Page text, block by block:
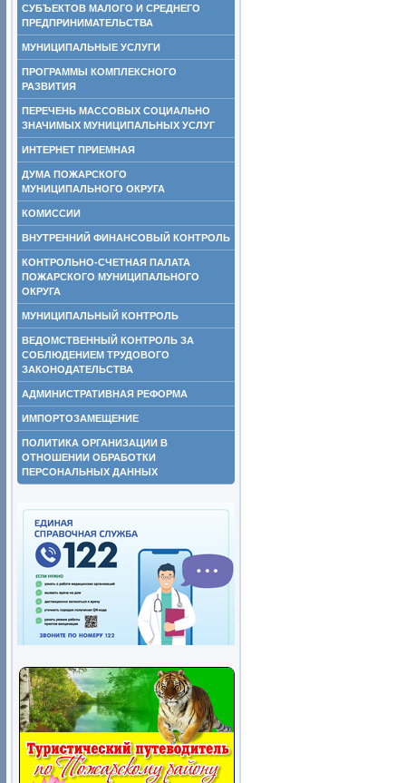
СУБЪЕКТОВ МАЛОГО И СРЕДНЕГО
ПРЕДПРИНИМАТЕЛЬСТВА
МУНИЦИПАЛЬНЫЕ УСЛУГИ
ПРОГРАММЫ КОМПЛЕКСНОГО
РАЗВИТИЯ
ПЕРЕЧЕНЬ МАССОВЫХ СОЦИАЛЬНО
ЗНАЧИМЫХ МУНИЦИПАЛЬНЫХ УСЛУГ
ИНТЕРНЕТ ПРИЕМНАЯ
ДУМА ПОЖАРСКОГО
МУНИЦИПАЛЬНОГО ОКРУГА
КОМИССИИ
ВНУТРЕННИЙ ФИНАНСОВЫЙ КОНТРОЛЬ
КОНТРОЛЬНО-СЧЕТНАЯ ПАЛАТА
ПОЖАРСКОГО МУНИЦИПАЛЬНОГО
ОКРУГА
МУНИЦИПАЛЬНЫЙ КОНТРОЛЬ
ВЕДОМСТВЕННЫЙ КОНТРОЛЬ ЗА
СОБЛЮДЕНИЕМ ТРУДОВОГО
ЗАКОНОДАТЕЛЬСТВА
АДМИНИСТРАТИВНАЯ РЕФОРМА
ИМПОРТОЗАМЕЩЕНИЕ
ПОЛИТИКА ОРГАНИЗАЦИИ В
ОТНОШЕНИИ ОБРАБОТКИ
ПЕРСОНАЛЬНЫХ ДАННЫХ